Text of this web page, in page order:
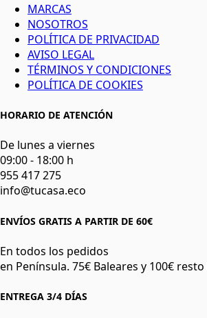
MARCAS
NOSOTROS
POLÍTICA DE PRIVACIDAD
AVISO LEGAL
TÉRMINOS Y CONDICIONES
POLÍTICA DE COOKIES
HORARIO DE ATENCIÓN
De lunes a viernes
09:00 - 18:00 h
955 417 275
info@tucasa.eco
ENVÍOS GRATIS A PARTIR DE 60€
En todos los pedidos
en Península. 75€ Baleares y 100€ resto
ENTREGA 3/4 DÍAS